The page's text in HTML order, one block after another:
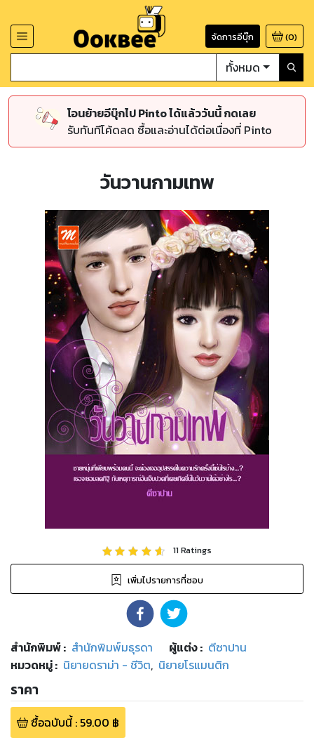
จัดการอีบุ๊ก (0)
ทั้งหมด
โอนย้ายอีบุ๊กไป Pinto ได้แล้ววันนี้ กดเลย
รับทันทีโค้ดลด ซื้อและอ่านได้ต่อเนื่องที่ Pinto
วันวานกามเทพ
11Ratings
เพิ่มไปรายการที่ชอบ
สำนักพิมพ์: สำนักพิมพ์มธุรดา ผู้แต่ง : ตีซาปาน
หมวดหมู่: นิยายดราม่า - ชีวิต, นิยายโรแมนติก
ราคา
ซื้อฉบับนี้: 59.00 ฿